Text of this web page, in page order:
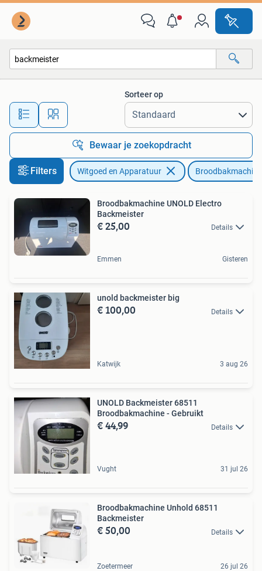
Alle afstanden…
Sorteer op
Bewaar je zoekopdracht
Filters Witgoed en Apparatuur
Broodbakmachine UNOLD Electro
Backmeister
€ 25,00 Details
Emmen Gisteren
unold backmeister big
€ 100,00 Details
Katwijk 3 aug 26
UNOLD Backmeister 68511
Broodbakmachine - Gebruikt
€ 44,99 Details
Vught 31 jul 26
Broodbakmachine Unhold 68511
Backmeister
€ 50,00 Details
Zoetermeer 26 jul 26